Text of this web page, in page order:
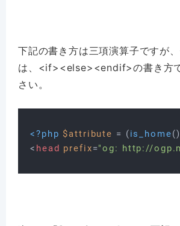
下記の書き方は三項演算子ですが
は、<if><else><endif>の書き方
さい。
<?php $attribute = (is_home
< head prefix="og: http://